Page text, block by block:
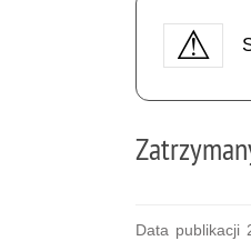
Data publikacji